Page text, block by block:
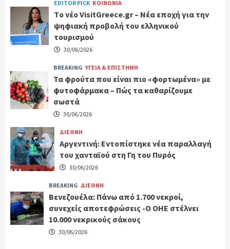
EDITOR PICK ΚΟΙΝΩΝΙΑ
Tο νέο VisitGreece.gr – Νέα εποχή για την
ψηφιακή προβολή του ελληνικού
τουρισμού
30/06/2026
BREAKING ΥΓΕΙΑ & ΕΠΙΣΤΗΜΗ
Τα φρούτα που είναι πιο «φορτωμένα» με
φυτοφάρμακα – Πώς τα καθαρίζουμε
σωστά
30/06/2026
ΔΙΕΘΝΗ
Αργεντινή: Εντοπίστηκε νέα παραλλαγή
του χανταϊού στη Γη του Πυρός
30/06/2026
BREAKING ΔΙΕΘΝΗ
Βενεζουέλα: Πάνω από 1.700 νεκροί,
συνεχείς αποτεφρώσεις -Ο ΟΗΕ στέλνει
10.000 νεκρικούς σάκους
30/06/2026